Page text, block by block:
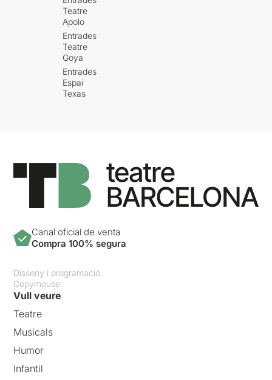
Teatre
Apolo
Entrades
Teatre
Goya
Entrades
Espai
Texas
Canal oficial de venta
Compra 100% segura
Disseny i programació:
Copymouse
Vull veure
Teatre
Musicals
Humor
Infantil